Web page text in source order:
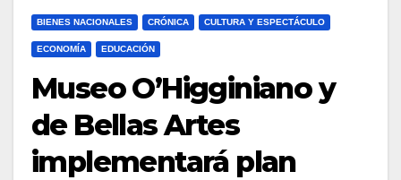
BIENES NACIONALES CRÓNICA CULTURA Y ESPECTÁCULO
ECONOMÍA EDUCACIÓN
Museo O’Higginiano y
de Bellas Artes
implementará plan